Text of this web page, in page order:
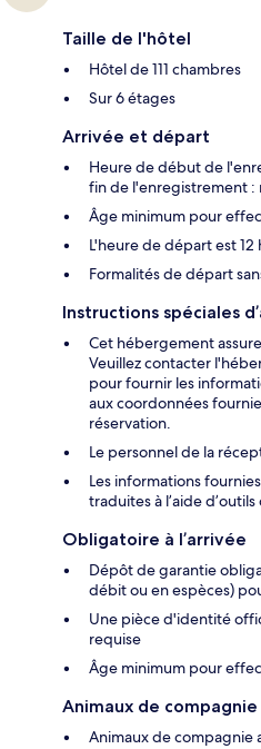
Taille de l'hôtel
Hôtel de 111 chambres
Sur 6 étages
Arrivée et départ
Heure de début de
fin de l'enregistrement :
Âge minimum pour
L'heure de départ est 12
Formalités de départ
Instructions spéciales
Cet hébergement
Veuillez contacter
pour fournir les
aux coordonnées
réservation.
Le personnel de la
Les informations
traduites à l’aide
Obligatoire à l’arrivée
Dépôt de garantie
débit ou en espèces)
Une pièce d'identité
requise
Âge minimum pour
Animaux de compagnie
Animaux de compagnie